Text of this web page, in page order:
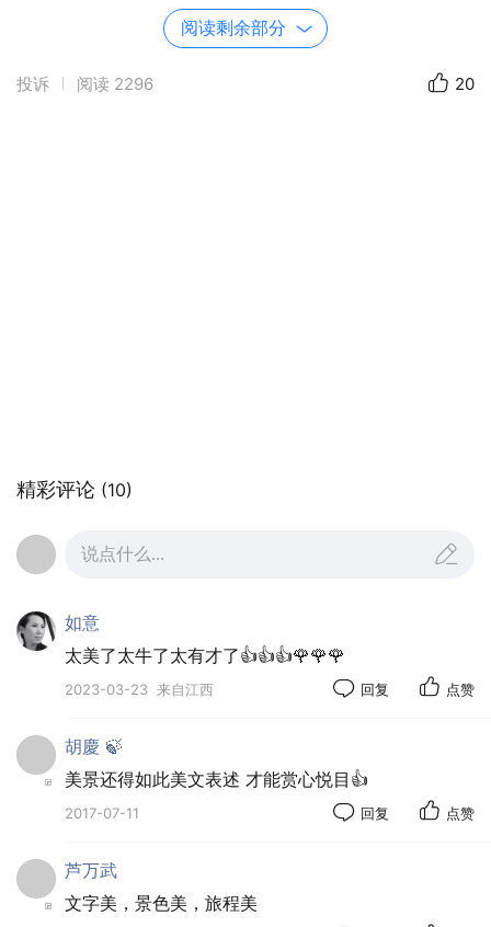
阅读剩余部分
投诉 阅读 2296 20
精彩评论 (10)
说点什么...
如意
太美了太牛了太有才了👍👍👍🌹🌹🌹
2023-03-23 来自江西 回复 点赞
胡慶 🍃
美景还得如此美文表述 才能赏心悦目👍
2017-07-11 回复 点赞
芦万武
文字美，景色美，旅程美